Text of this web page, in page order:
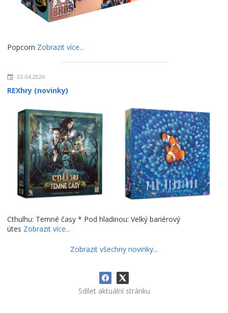
Popcorn Zobrazit více...
02.04.2026
REXhry (novinky)
Cthulhu: Temné časy * Pod hladinou: Velký bariérový
útes Zobrazit více...
Zobrazit všechny novinky...
Sdílet aktuální stránku